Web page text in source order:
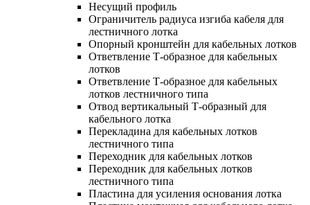
Несущий профиль
Ограничитель радиуса изгиба кабеля для
лестничного лотка
Опорный кронштейн для кабельных лотков
Ответвление Т-образное для кабельных
лотков
Ответвление Т-образное для кабельных
лотков лестничного типа
Отвод вертикальный Т-образный для
кабельного лотка
Перекладина для кабельных лотков
лестничного типа
Переходник для кабельных лотков
Переходник для кабельных лотков
лестничного типа
Пластина для усиления основания лотка